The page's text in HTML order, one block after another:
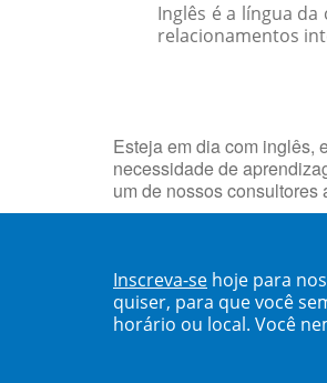
Inglês é a língua
relacionamentos
Esteja em dia com inglês,
necessidade de
um de nossos
Inscreva-se hoje para
quiser, para que você
horário ou local. Você